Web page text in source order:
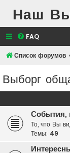
Наш
FAQ
Список форумов
Выборг
События,
То, что Вы
Темы: 49